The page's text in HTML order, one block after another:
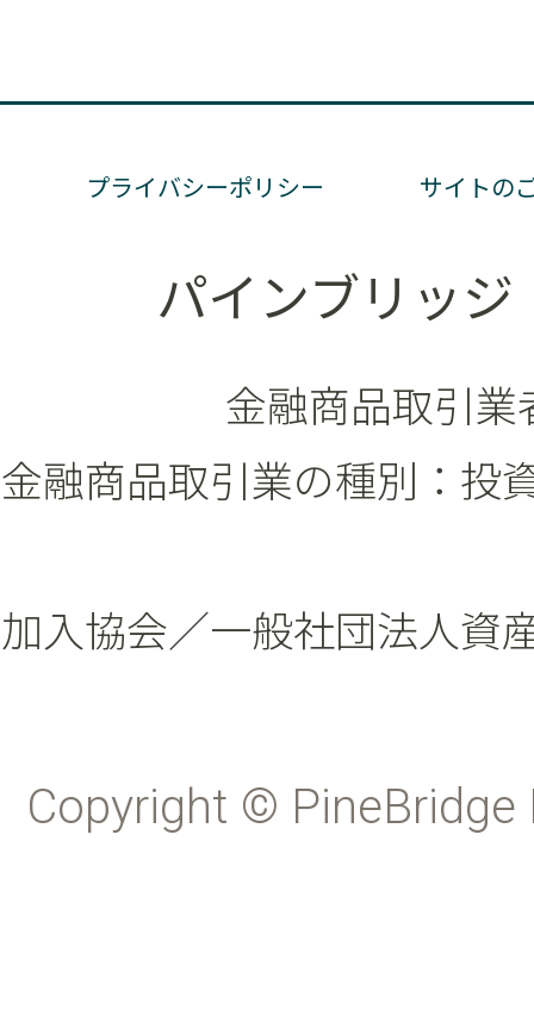
プライバシーポリシー サイトの
パインブリッ
金融商品取引
金融商品取引業の種別：投
加入協会／一般社団法人資
Copyright ©